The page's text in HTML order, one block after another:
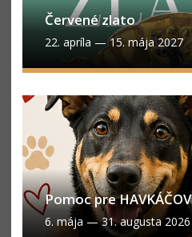
Červené zlato
22. apríla —15. mája 2027
Pomoc pre HAVKÁČOV
6. mája —31. augusta 2026